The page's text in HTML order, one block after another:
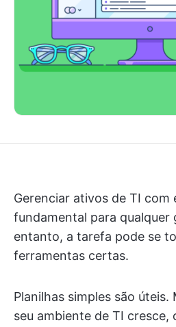
Gerenciar ativos de TI com
fundamental para qualquer
entanto, a tarefa pode se
ferramentas certas.
Planilhas simples são úteis.
seu ambiente de TI cresce,